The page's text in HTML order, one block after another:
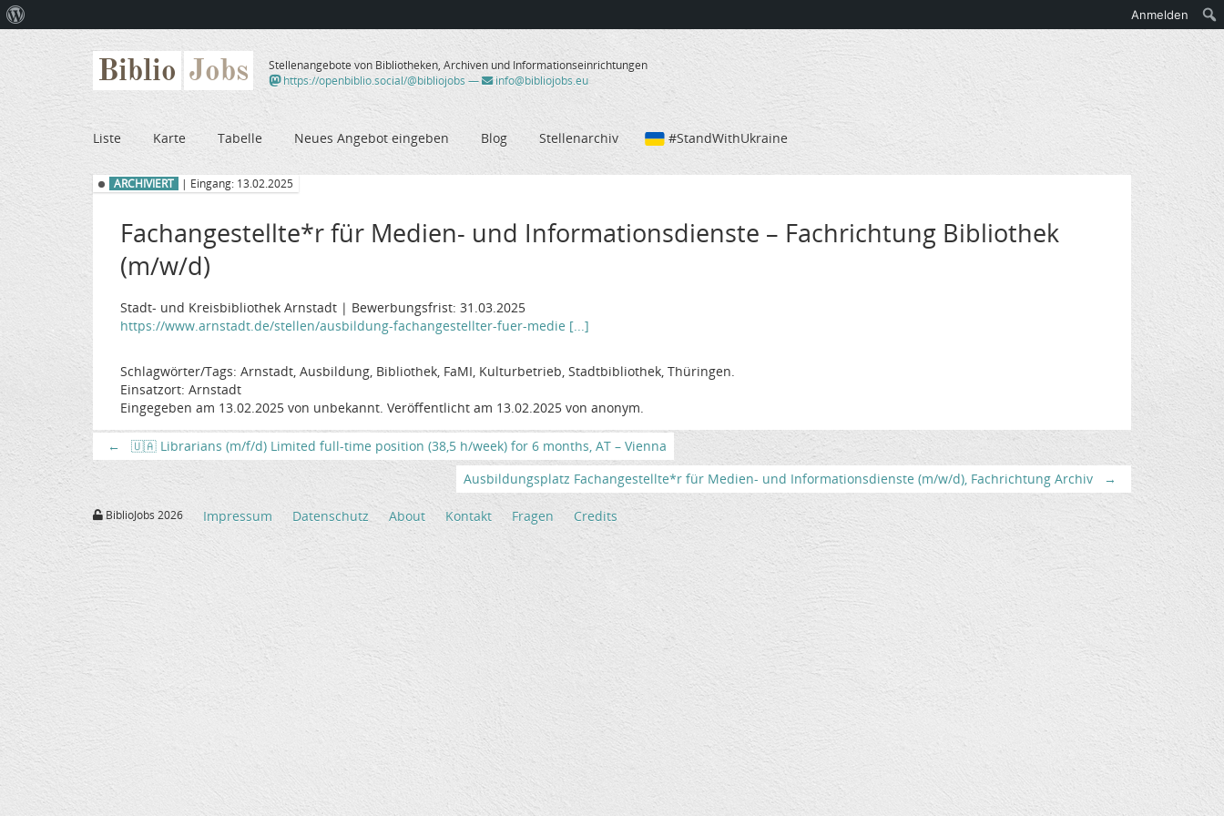
Biblio Jobs
Stellenangebote von Bibliotheken, Archiven und Informationseinrichtungen
https://openbiblio.social/@bibliojobs — info@bibliojobs.eu
Liste Karte Tabelle Neues Angebot eingeben Blog Stellenarchiv #StandWithUkraine
ARCHIVIERT | Eingang: 13.02.2025
Fachangestellte*r für Medien- und Informationsdienste – Fachrichtung Bibliothek
(m/w/d)
Stadt- und Kreisbibliothek Arnstadt | Bewerbungsfrist: 31.03.2025
https://www.arnstadt.de/stellen/ausbildung-fachangestellter-fuer-medie [...]
Schlagwörter/Tags: Arnstadt, Ausbildung, Bibliothek, FaMI, Kulturbetrieb, Stadtbibliothek, Thüringen.
Einsatzort: Arnstadt
Eingegeben am 13.02.2025 von unbekannt. Veröffentlicht am 13.02.2025 von anonym.
←
🇺🇦 Librarians (m/f/d) Limited full-time position (38,5 h/week) for 6 months, AT – Vienna
Ausbildungsplatz Fachangestellte*r für Medien- und Informationsdienste (m/w/d), Fachrichtung Archiv
→
BiblioJobs 2026 Impressum Datenschutz About Kontakt Fragen Credits
WordPress
Anmelden